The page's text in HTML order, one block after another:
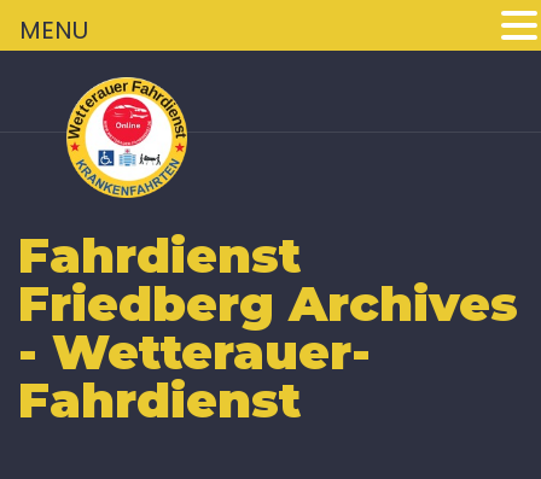
Fahrdienst
Friedberg Archives
- Wetterauer-
Fahrdienst
MENU